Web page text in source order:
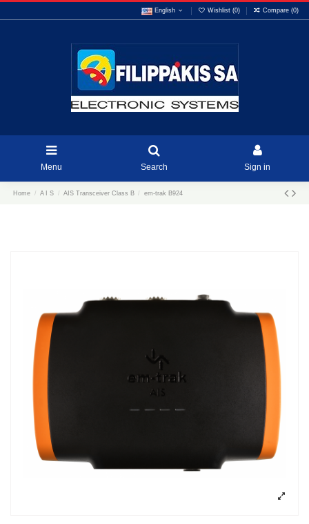
English Wishlist (0) Compare (0)
Menu Search Sign in
Home A I S AIS Transceiver Class B em-trak B924